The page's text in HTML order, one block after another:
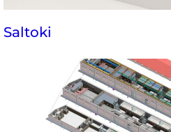
Saltoki